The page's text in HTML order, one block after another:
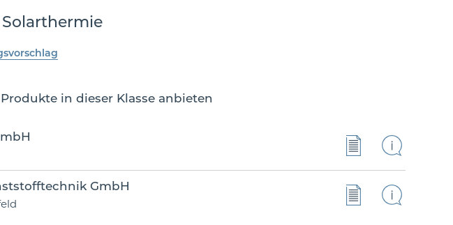
in dieser Klasse anbieten
GmbH